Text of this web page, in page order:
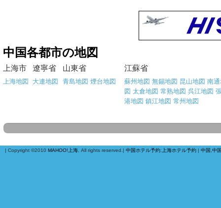
中国各都市の地図
上海市 遼寧省 山東省 江蘇省
上海地図 大連地図 青島地図 煙台地図 蘇州地図 無錫地図 昆山地図 南
図 太倉地図 常熟地図 呉江地図
港地図 鎮江地図 常州地図
| Copyright ©2010 MAHOO!上海 , All rights reserved.| 中国ホテル予約: 上海ホテル予約 | 中国,中